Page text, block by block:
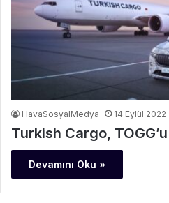
HavaSosyalMedya 14 Eylül 2022
Turkish Cargo, TOGG’u
Devamını Oku »